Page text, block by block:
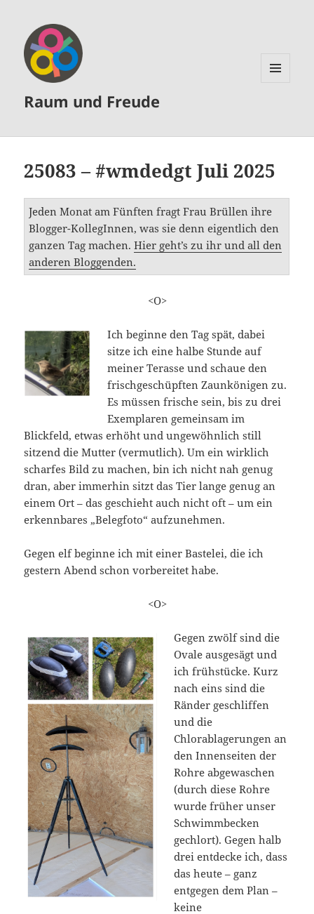
Raum und Freude
25083 – #wmdedgt Juli 2025
Jeden Monat am Fünften fragt Frau Brüllen ihre
Blogger-KollegInnen, was sie denn eigentlich den
ganzen Tag machen.Hier geht’s zu ihr und all den
anderen Bloggenden.
<O>
Ich beginne den Tag spät, dabei
sitze ich eine halbe Stunde auf
meiner Terasse und schaue den
frischgeschüpften Zaunkönigen zu.
Es müssen frische sein, bis zu drei
Exemplaren gemeinsam im
Blickfeld, etwas erhöht und ungewöhnlich still
sitzend die Mutter (vermutlich). Um ein wirklich
scharfes Bild zu machen, bin ich nicht nah genug
dran, aber immerhin sitzt das Tier lange genug an
einem Ort – das geschieht auch nicht oft – um ein
erkennbares „Belegfoto“ aufzunehmen.
Gegen elf beginne ich mit einer Bastelei, die ich
gestern Abend schon vorbereitet habe.
<O>
Gegen zwölf sind die
Ovale ausgesägt und
ich frühstücke. Kurz
nach eins sind die
Ränder geschliffen
und die
Chlorablagerungen an
den Innenseiten der
Rohre abgewaschen
(durch diese Rohre
wurde früher unser
Schwimmbecken
gechlort). Gegen halb
drei entdecke ich, dass
das heute – ganz
entgegen dem Plan –
keine